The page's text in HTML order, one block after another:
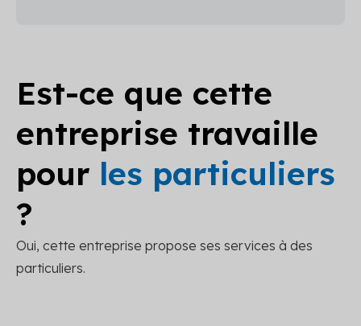
Est-ce que cette
entreprise travaille
pour les particuliers
?
Oui, cette entreprise propose ses services à des
particuliers.